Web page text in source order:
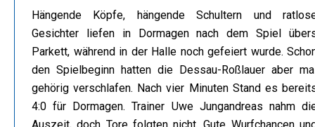
Hängende Köpfe, hängende Schultern und
Gesichter liefen in Dormagen nach dem Spiel
Parkett, während in der Halle noch gefeiert wurde.
den Spielbeginn hatten die Dessau-Roßlauer aber
gehörig verschlafen. Nach vier Minuten Stand es
4:0 für Dormagen. Trainer Uwe Jungandreas nahm